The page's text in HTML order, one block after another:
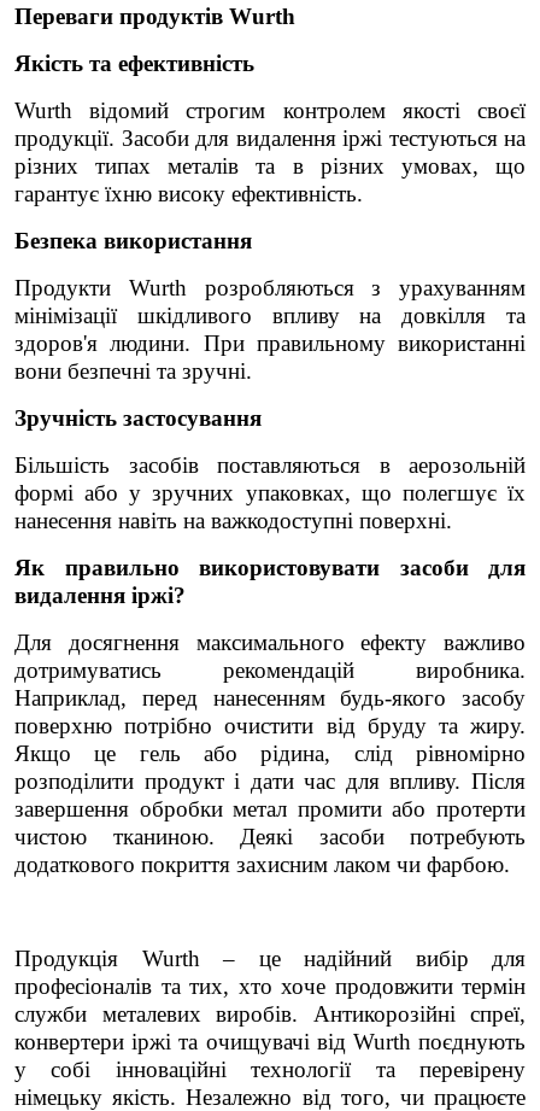
Переваги продуктів Wurth
Якість та ефективність
Wurth відомий строгим контролем якості своєї
продукції. Засоби для видалення іржі тестуються на
різних типах металів та в різних умовах, що
гарантує їхню високу ефективність.
Безпека використання
Продукти Wurth розробляються з урахуванням
мінімізації шкідливого впливу на довкілля та
здоров'я людини. При правильному використанні
вони безпечні та зручні.
Зручність застосування
Більшість засобів поставляються в аерозольній
формі або у зручних упаковках, що полегшує їх
нанесення навіть на важкодоступні поверхні.
Як правильно використовувати засоби для
видалення іржі?
Для досягнення максимального ефекту важливо
дотримуватись рекомендацій виробника.
Наприклад, перед нанесенням будь-якого засобу
поверхню потрібно очистити від бруду та жиру.
Якщо це гель або рідина, слід рівномірно
розподілити продукт і дати час для впливу. Після
завершення обробки метал промити або протерти
чистою тканиною. Деякі засоби потребують
додаткового покриття захисним лаком чи фарбою.
Продукція Wurth – це надійний вибір для
професіоналів та тих, хто хоче продовжити термін
служби металевих виробів. Антикорозійні спреї,
конвертери іржі та очищувачі від Wurth поєднують
у собі інноваційні технології та перевірену
німецьку якість. Незалежно від того, чи працюєте